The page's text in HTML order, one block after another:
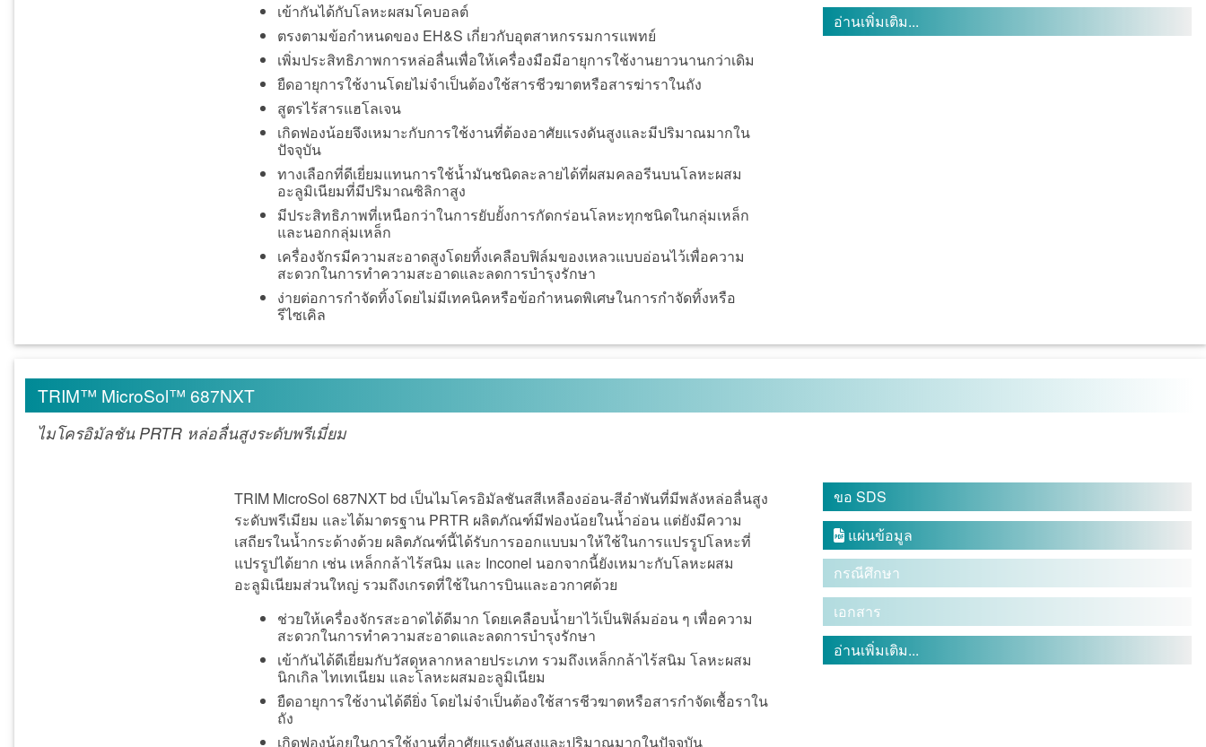
เข้ากันได้กับโลหะผสมโคบอลต์
ตรงตามข้อกำหนดของ EH&S เกี่ยวกับอุตสาหกรรมการแพทย์
เพิ่มประสิทธิภาพการหล่อลื่นเพื่อให้เครื่องมือมีอายุการใช้งานยาวนานกว่าเดิม
ยืดอายุการใช้งานโดยไม่จำเป็นต้องใช้สารชีวฆาตหรือสารฆ่าราในถัง
สูตรไร้สารแฮโลเจน
เกิดฟองน้อยจึงเหมาะกับการใช้งานที่ต้องอาศัยแรงดันสูงและมีปริมาณมากใน
ปัจจุบัน
ทางเลือกที่ดีเยี่ยมแทนการใช้น้ำมันชนิดละลายได้ที่ผสมคลอรีนบนโลหะผสม
อะลูมิเนียมที่มีปริมาณซิลิกาสูง
มีประสิทธิภาพที่เหนือกว่าในการยับยั้งการกัดกร่อนโลหะทุกชนิดในกลุ่มเหล็ก
และนอกกลุ่มเหล็ก
เครื่องจักรมีความสะอาดสูงโดยทิ้งเคลือบฟิล์มของเหลวแบบอ่อนไว้เพื่อความ
สะดวกในการทำความสะอาดและลดการบำรุงรักษา
ง่ายต่อการกำจัดทิ้งโดยไม่มีเทคนิคหรือข้อกำหนดพิเศษในการกำจัดทิ้งหรือ
รีไซเคิล
อ่านเพิ่มเติม...
TRIM™ MicroSol™ 687NXT
ไมโครอิมัลชัน PRTR หล่อลื่นสูงระดับพรีเมี่ยม
TRIM MicroSol 687NXT bd เป็นไมโครอิมัลชันสสีเหลืองอ่อน-สีอำพันที่มีพลังหล่อลื่นสูง
ระดับพรีเมียม และได้มาตรฐาน PRTR ผลิตภัณฑ์มีฟองน้อยในน้ำอ่อน แต่ยังมีความ
เสถียรในน้ำกระด้างด้วย ผลิตภัณฑ์นี้ได้รับการออกแบบมาให้ใช้ในการแปรรูปโลหะที่
แปรรูปได้ยาก เช่น เหล็กกล้าไร้สนิม และ Inconel นอกจากนี้ยังเหมาะกับโลหะผสม
อะลูมิเนียมส่วนใหญ่ รวมถึงเกรดที่ใช้ในการบินและอวกาศด้วย
ช่วยให้เครื่องจักรสะอาดได้ดีมาก โดยเคลือบน้ำยาไว้เป็นฟิล์มอ่อน ๆ เพื่อความ
สะดวกในการทำความสะอาดและลดการบำรุงรักษา
เข้ากันได้ดีเยี่ยมกับวัสดุหลากหลายประเภท รวมถึงเหล็กกล้าไร้สนิม โลหะผสม
นิกเกิล ไทเทเนียม และโลหะผสมอะลูมิเนียม
ยืดอายุการใช้งานได้ดียิ่ง โดยไม่จำเป็นต้องใช้สารชีวฆาตหรือสารกำจัดเชื้อราใน
ถัง
เกิดฟองน้อยในการใช้งานที่อาศัยแรงดันสูงและปริมาณมากในปัจจุบัน
ขอ SDS
 แผ่นข้อมูล
กรณีศึกษา
เอกสาร
อ่านเพิ่มเติม...